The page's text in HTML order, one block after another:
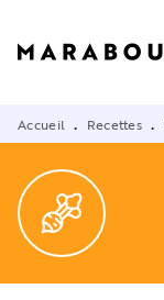
Accueil • Recettes •